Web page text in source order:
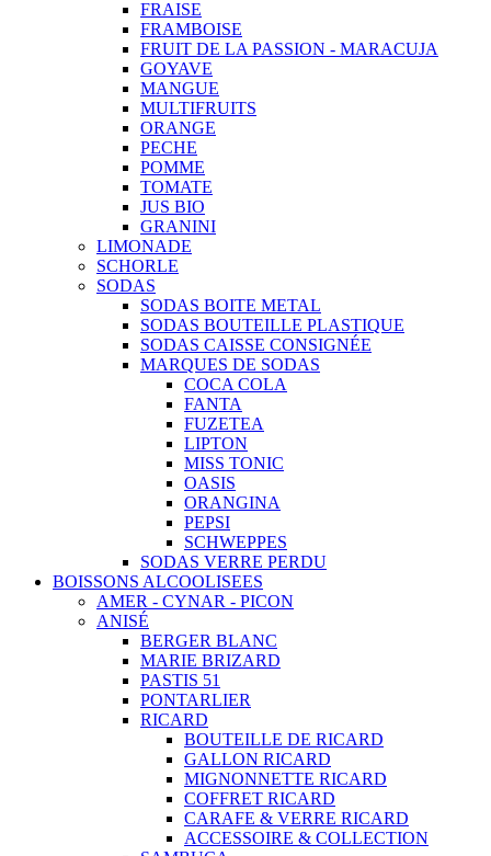
FRAISE
FRAMBOISE
FRUIT DE LA PASSION - MARACUJA
GOYAVE
MANGUE
MULTIFRUITS
ORANGE
PECHE
POMME
TOMATE
JUS BIO
GRANINI
LIMONADE
SCHORLE
SODAS
SODAS BOITE METAL
SODAS BOUTEILLE PLASTIQUE
SODAS CAISSE CONSIGNÉE
MARQUES DE SODAS
COCA COLA
FANTA
FUZETEA
LIPTON
MISS TONIC
OASIS
ORANGINA
PEPSI
SCHWEPPES
SODAS VERRE PERDU
BOISSONS ALCOOLISEES
AMER - CYNAR - PICON
ANISÉ
BERGER BLANC
MARIE BRIZARD
PASTIS 51
PONTARLIER
RICARD
BOUTEILLE DE RICARD
GALLON RICARD
MIGNONNETTE RICARD
COFFRET RICARD
CARAFE & VERRE RICARD
ACCESSOIRE & COLLECTION